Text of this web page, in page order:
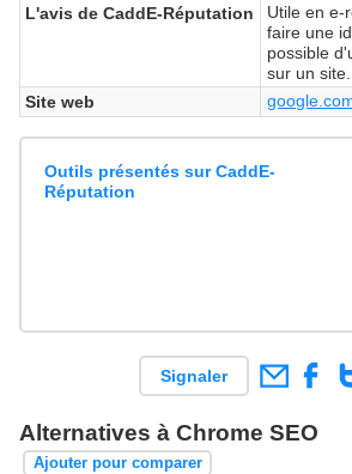
L'avis de CaddE-Réputation
Utile en e-
faire une
possible
sur un site.
Site web
Outils présentés sur CaddE-
Réputation
Signaler
Alternatives à Chrome SEO
Ajouter pour comparer